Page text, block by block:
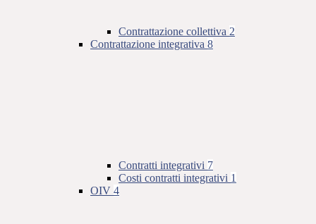
Contrattazione collettiva 2
Contrattazione integrativa 8
Contratti integrativi 7
Costi contratti integrativi 1
OIV 4